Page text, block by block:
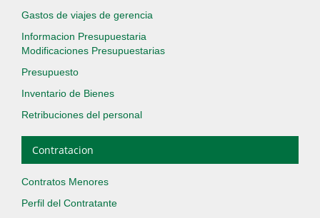
Gastos de viajes de gerencia
Informacion Presupuestaria
Modificaciones Presupuestarias
Presupuesto
Inventario de Bienes
Retribuciones del personal
Contratacion
Contratos Menores
Perfil del Contratante